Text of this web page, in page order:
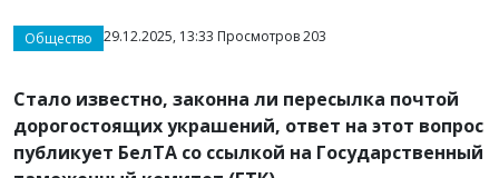
Общество 29.12.2025, 13:33 Просмотров 203
Стало известно, законна ли пересылка почтой
дорогостоящих украшений, ответ на этот вопрос
публикует БелТА со ссылкой на Государственный